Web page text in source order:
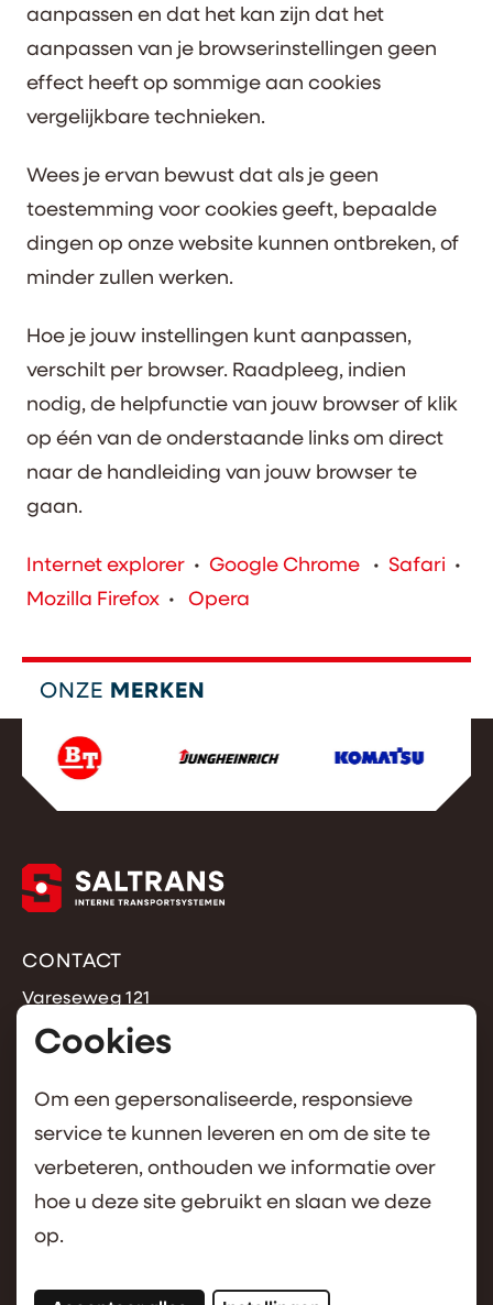
Cookies
Om een gepersonaliseerde, responsieve
service te kunnen leveren en om de site te
verbeteren, onthouden we informatie over
hoe u deze site gebruikt en slaan we deze
op.
aanpassen en dat het kan zijn dat het
aanpassen van je browserinstellingen geen
effect heeft op sommige aan cookies
vergelijkbare technieken.
Wees je ervan bewust dat als je geen
toestemming voor cookies geeft, bepaalde
dingen op onze website kunnen ontbreken, of
minder zullen werken.
Hoe je jouw instellingen kunt aanpassen,
verschilt per browser. Raadpleeg, indien
nodig, de helpfunctie van jouw browser of klik
op één van de onderstaande links om direct
naar de handleiding van jouw browser te
gaan.
Internet explorer • Google Chrome • Safari •
Mozilla Firefox • Opera
ONZE MERKEN
CONTACT
Vareseweg 121
3047 AT Rotterdam
+31 (0)10 462 5877
OVER SALTRANS
Over saltrans
Cookies